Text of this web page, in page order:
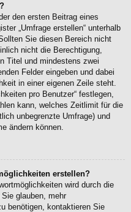
den ersten Beitrag eines
„Umfrage erstellen“ unterhalb
Sie diesen Bereich nicht
nicht die Berechtigung,
Titel und mindestens zwei
Felder eingeben und dabei
in einer eigenen Zeile steht.
pro Benutzer“ festlegen,
kann, welches Zeitlimit für die
unbegrenzte Umfrage) und
ändern können.
erstellen?
wird durch die
glauben, mehr
benötigen, kontaktieren Sie